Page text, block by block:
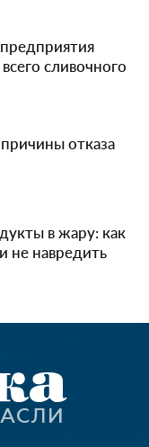
сливочного
отказа
в жару: как
не навредить